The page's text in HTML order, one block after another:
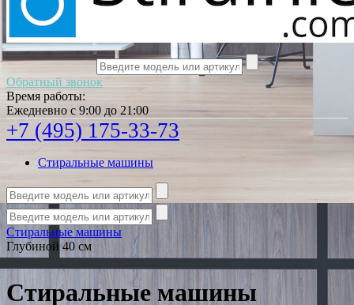
Обратный звонок
Время работы:
Ежедневно с 9:00 до 21:00
+7 (495) 175-33-73
Стиральные машины
Стиральные машины
Глубиной 40 см
Стиральные машины